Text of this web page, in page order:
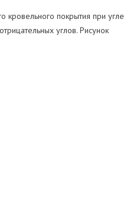
кровельного покрытия при угле
углов. Рисунок